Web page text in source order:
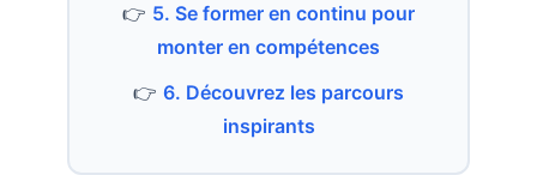
👉 5. Se former en continu pour
monter en compétences
👉 6. Découvrez les parcours
inspirants